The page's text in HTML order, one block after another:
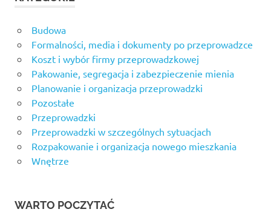
Budowa
Formalności, media i dokumenty po przeprowadzce
Koszt i wybór firmy przeprowadzkowej
Pakowanie, segregacja i zabezpieczenie mienia
Planowanie i organizacja przeprowadzki
Pozostałe
Przeprowadzki
Przeprowadzki w szczególnych sytuacjach
Rozpakowanie i organizacja nowego mieszkania
Wnętrze
WARTO POCZYTAĆ